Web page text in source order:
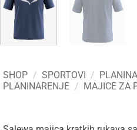
SHOP / SPORTOVI /
PLANINARENJE / MAJICE ZA